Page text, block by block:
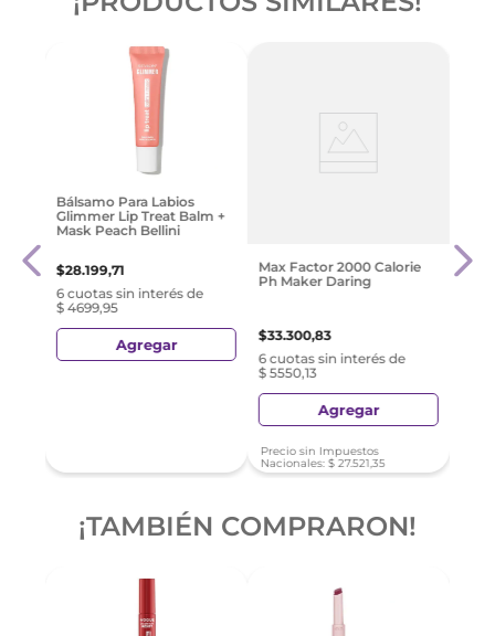
Bálsamo Para Labios
Glimmer Lip Treat Balm +
Mask Peach Bellini
$28.199,71
6 cuotas sin interés de
$ 4699,95
Agregar
Max Factor 2000 Calorie
Ph Maker Daring
$33.300,83
6 cuotas sin interés de
$ 5550,13
Agregar
Precio sin Impuestos
Nacionales: $ 27.521,35
$19
¡TAMBIÉN COMPRARON!